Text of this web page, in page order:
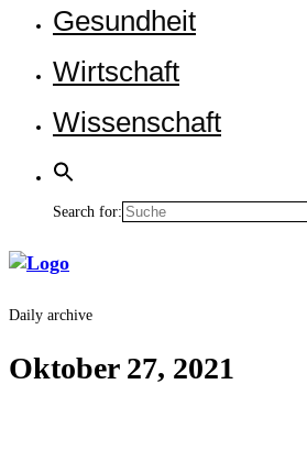
Gesund­heit
Wirt­schaft
Wis­sen­schaft
Search for:
Daily archive
Oktober 27, 2021